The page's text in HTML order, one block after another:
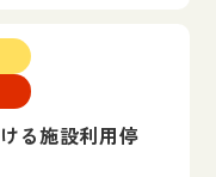
る施設利用停